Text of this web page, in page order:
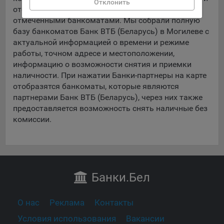
Отклонить
данные о пользователе в случае, если это разрешено в
настройках браузера пользователя (включено
сохранение файлов cookie и использование технологии
JavaScript).
На сайтах обрабатываются следующие типы файлов
cookie:
Общество может использовать файлы cookie для
рекламирования услуг пользователям сайта
«bankibel.by» на сторонних веб-сайтах. Например, если
пользователь посетит указанный сайт, то в дальнейшем
может встретить рекламу Общества на некоторых
для отслеживания эффективности своих рекламных
с помощью каких браузеров пользователи посещают
Общество также регулирует и оценивает эффективность
отобразится нужный район Могилева с
отмеченными банкоматами. Мы собрали полную
базу банкоматов Банк ВТБ (Беларусь) в Могилеве с
актуальной информацией о времени и режиме
работы, точном адресе и местоположении,
информацию о возможности снятия и приемки
наличности. При нажатии Банки-партнеры на карте
отобразятся банкоматы, которые являются
партнерами Банк ВТБ (Беларусь), через них также
предоставляется возможность снять наличные без
комиссии.
Банки.Бел
О нас Реклама
Контакты
Условия использования
Вакансии